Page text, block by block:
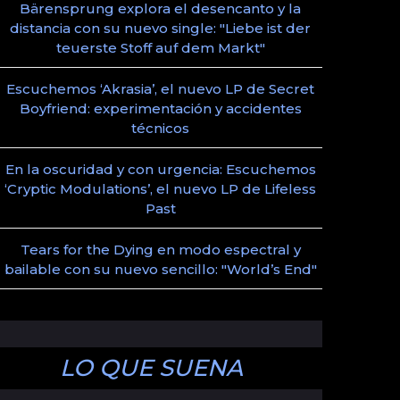
Bärensprung explora el desencanto y la
distancia con su nuevo single: "Liebe ist der
teuerste Stoff auf dem Markt"
Escuchemos ‘Akrasia’, el nuevo LP de Secret
Boyfriend: experimentación y accidentes
técnicos
En la oscuridad y con urgencia: Escuchemos
‘Cryptic Modulations’, el nuevo LP de Lifeless
Past
Tears for the Dying en modo espectral y
bailable con su nuevo sencillo: "World’s End"
LO QUE SUENA